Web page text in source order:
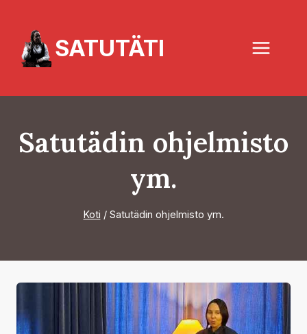
sisältöön
SATUTÄTI
Satutädin ohjelmisto
ym.
Koti / Satutädin ohjelmisto ym.